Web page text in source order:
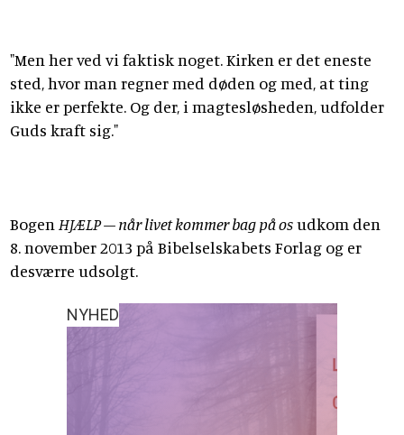
"Men her ved vi faktisk noget. Kirken er det eneste
sted, hvor man regner med døden og med, at ting
ikke er perfekte. Og der, i magtesløsheden, udfolder
Guds kraft sig."
Bogen HJÆLP – når livet kommer bag på osudkom den
8. november 2013 på Bibelselskabets Forlag og er
desværre udsolgt.
NYHED